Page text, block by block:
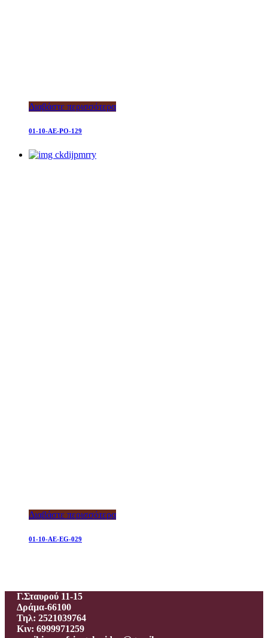
Διαβάστε περισσότερα
01-10-AE-PO-129
Διαβάστε περισσότερα
01-10-AE-EG-029
Γ.Σταυρού 11-15
Δράμα-66100
Τηλ: 2521039764
Κιν: 6999971259